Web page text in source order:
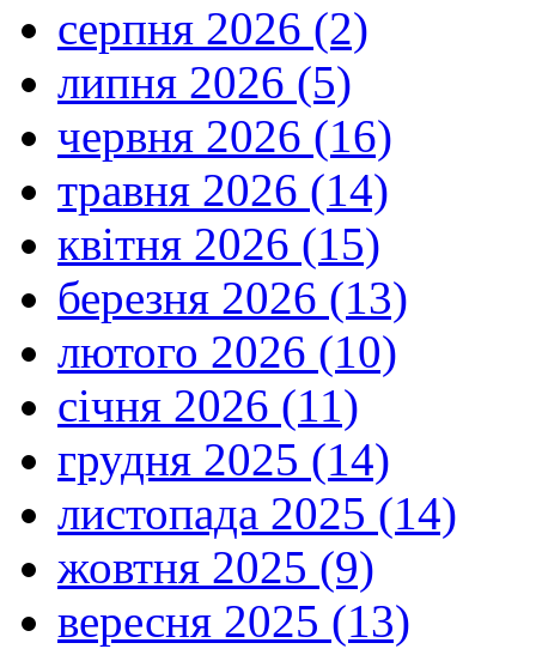
серпня 2026 (2)
липня 2026 (5)
червня 2026 (16)
травня 2026 (14)
квітня 2026 (15)
березня 2026 (13)
лютого 2026 (10)
січня 2026 (11)
грудня 2025 (14)
листопада 2025 (14)
жовтня 2025 (9)
вересня 2025 (13)